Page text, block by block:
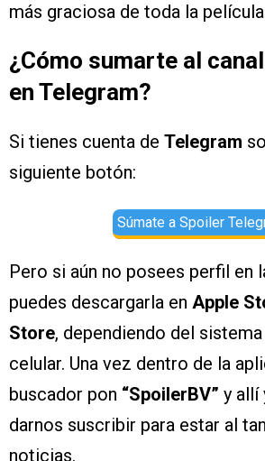
más graciosa de toda la
¿Cómo sumarte al
en Telegram?
Si tienes cuenta de Telegram
siguiente botón:
Súmate a Spoiler
Pero si aún no posees perfil en
puedes descargarla en Apple
Store, dependiendo del
celular. Una vez dentro de la
buscador pon “SpoilerBV” y allí
darnos suscribir para estar al
noticias.